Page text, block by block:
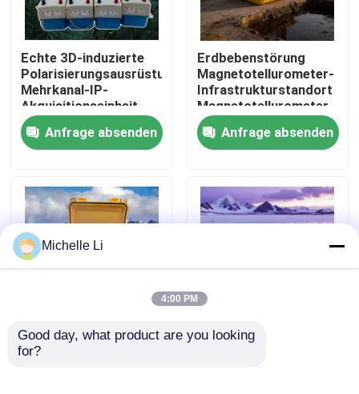
Über uns
Fabrik Tour
Qualitätskontrolle
Kontakt
Referenzen
Geophysikalisches Widerstandskraft-Meter
Echte 3D-induzierte
Polarisierungsausrüstung
Mehrkanal-IP-
Akquisitionseinheit
Anfrage absenden
Erdbebenstörung
Magnetotellurometer-
Infrastrukturstandort
Magnetotellurometer
Anfrage absenden
Glutsiegel Integrität
Anzeiger Packer
Ausrüstung für die
Michelle Li
4:00 PM
Good day, what product are you looking
for?